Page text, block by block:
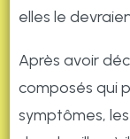
elles le
Après avoir
composés qui
symptômes,